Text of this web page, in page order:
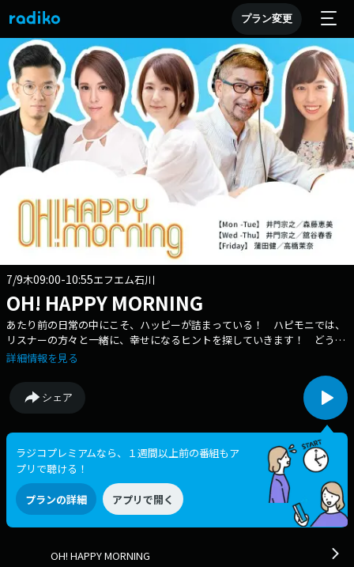
プラン変更
7/9木09:00-10:55エフエム石川
OH! HAPPY MORNING
あたり前の日常の中にこそ、ハッピーが詰まっている！ ハピモニでは、
リスナーの方々と一緒に、幸せになるヒントを探していきます！ どうか
今日が、ハッピーな一日となりますように♪ ▽09:08〜 【 TODAY'S
メンテーターを招いて、深く掘り下げていきます。 ▽09:26〜 【 ウエ
ザー＆インフォメーション 】 --- ▽09:40〜 【 OH! HAPPY TALK 】
クラウドファンディング「香川産キウイをキウイキューピー︎︎で全国へ
PR！」を紹介。農業法人「キウイボム」代表の中野裕史郎さんにお話しを
伺う。 ▽09:49〜 【 快適生活ラジオショッピング 】 快適生活ラジオ
ショッピング ▽09:55〜 【 HELLO FIVE MUSIC NEXUS 】 今月のおす
すめ楽曲をお届けします ▽10:20〜 【 ジャパネットたかたラジオショ
ッピング 】 ラジオショッピング 番組Webサイト：https://jfn-
pods.com/program/27266 メッセージフォーム：
https://form.jfn.co.jp/happy/message Xハッシュタグは「#ハピモ
詳細情報を見る
シェア
ラジコプレミアムなら、１週間以上前の番組もア
プリで聴ける！
プランの詳細 アプリで開く
OH! HAPPY MORNING